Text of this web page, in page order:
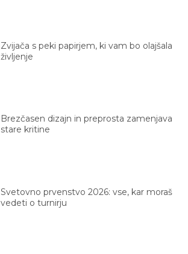
Zvijača s peki papirjem, ki vam bo olajšala
življenje
Brezčasen dizajn in preprosta zamenjava
stare kritine
Svetovno prvenstvo 2026: vse, kar moraš
vedeti o turnirju